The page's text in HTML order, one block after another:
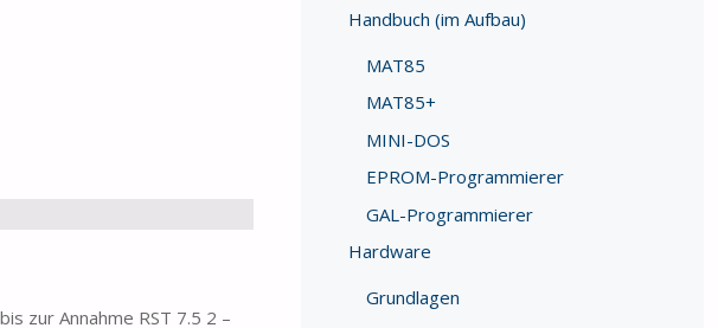
zur Annahme RST 7.5 2 –
Handbuch (im Aufbau)
MAT85
MAT85+
MINI-DOS
EPROM-Programmierer
GAL-Programmierer
Hardware
Grundlagen